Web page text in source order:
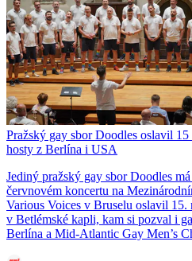
Pražský gay sbor Doodles oslavil
hosty z Berlína i USA
Jediný pražský gay sbor Doodles
červnovém koncertu na
Various Voices v Bruselu oslavil
v Betlémské kapli, kam si pozval i
Berlína a Mid-Atlantic Gay Men’s